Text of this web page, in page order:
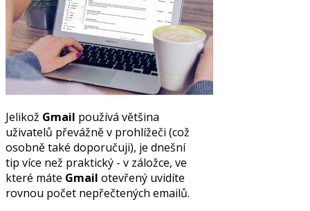
Jelikož Gmail používá většina
uživatelů převážně v prohlížeči (což
osobně také doporučuji), je dnešní
tip více než praktický - v záložce, ve
které máte Gmail otevřený uvidíte
rovnou počet nepřečtených emailů.